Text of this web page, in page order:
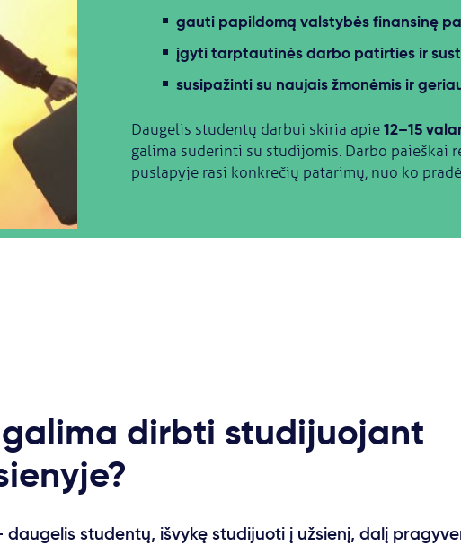
gauti papildomą valstybės finansinę
įgyti tarptautinės darbo patirties ir
susipažinti su naujais žmonėmis ir
Daugelis studentų darbui skiria apie12–15
galima suderinti su studijomis. Darbo paieškai
puslapyje rasi konkrečių patarimų, nuo ko
dirbti studijuojant
daugelis studentų, išvykę studijuoti į užsienį, dalį